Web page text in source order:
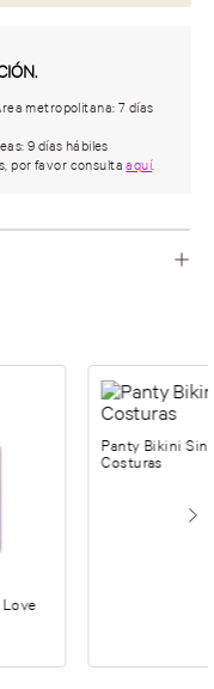
metropolitana: 7 días
9 días hábiles
por favor consultaaquí.
Panty Bikini Sin
Costuras